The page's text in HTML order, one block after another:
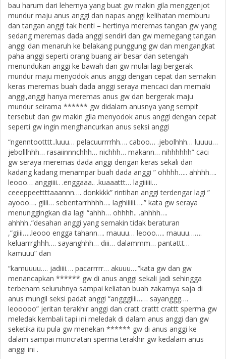
bau harum dari lehernya yang buat gw makin gila menggenjot
mundur maju anus anggi dan napas anggi kelihatan memburu
dan tangan anggi tak henti – hertinya meremas tangan gw yang
sedang meremas dada anggi sendiri dan gw memegang tangan
anggi dan menaruh ke belakang punggung gw dan mengangkat
paha anggi seperti orang buang air besar dan setengah
menundukan anggi ke bawah dan gw mulai lagi bergerak
mundur maju menyodok anus anggi dengan cepat dan semakin
keras meremas buah dada anggi seraya mencaci dan memaki
anggi,anggi hanya meremas anus gw dan bergerak maju
mundur seirama ****** gw didalam anusnya yang sempit
tersebut dan gw makin gila menyodok anus anggi dengan cepat
seperti gw ingin menghancurkan anus seksi anggi
“ngenntootttt..luuu… pelacuurrrrhh…. caboo… .jebolhhh… luuuu…
jebolllhhh… rasaiinnnchhh… nichhh… makann… nihhhhhh” caci
gw seraya meremas dada anggi dengan keras sekali dan
kadang kadang menampar buah dada anggi ” ohhhh….. ahhhh….
leooo… anggiiii.. .enggaaa.. .kuaaattt… lagiiiiii…
ceeeppeettttaaannn…. donkkkk” rintihan anggi terdengar lagi ”
ayooo…. giiii… sebentarrhhhh…. laghiiiiii…..” kata gw seraya
menunggingkan dia lagi “ahhh… ohhhh.. .ahhhh….
ahhhh..”desahan anggi yang semakin tidak beraturan
,”giiii…..leooo engga tahann…. mauuu… leooo….. mauuu…….
keluarrrghhh…. sayanghhh… diii… dalammm… pantattt…
kamuuu” dan
“kamuuuu…. jadiiii…. pacarrrrr… akuuu….”kata gw dan gw
menancapkan ****** gw di anus anggi sekali jadi sehingga
terbenam seluruhnya sampai keliatan buah zakarnya saja di
anus mungil seksi padat anggi “angggiiii…… sayanggg….
leooooo” jeritan terakhir anggi dan cratt crattt crattt sperma gw
meledak kembali tapi ini meledak di dalam anus anggi dan gw
seketika itu pula gw menekan ****** gw di anus anggi ke
dalam sampai muncratan sperma terakhir gw kedalam anus
anggi ini .